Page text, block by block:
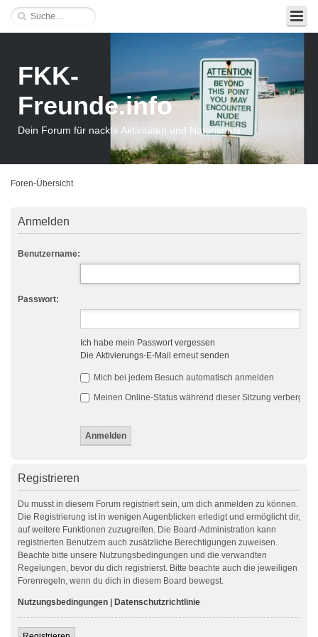
FKK-
Freunde.info
Dein Forum für nackte Aktivitäten und Naturismus
Foren-Übersicht
Anmelden
Benutzername:
Passwort:
Ich habe mein Passwort vergessen
Die Aktivierungs-E-Mail erneut senden
Mich bei jedem Besuch automatisch anmelden
Meinen Online-Status während dieser Sitzung verbergen
Registrieren
Du musst in diesem Forum registriert sein, um dich anmelden zu können.
Die Registrierung ist in wenigen Augenblicken erledigt und ermöglicht dir,
auf weitere Funktionen zuzugreifen. Die Board-Administration kann
registrierten Benutzern auch zusätzliche Berechtigungen zuweisen.
Beachte bitte unsere Nutzungsbedingungen und die verwandten
Regelungen, bevor du dich registrierst. Bitte beachte auch die jeweiligen
Forenregeln, wenn du dich in diesem Board bewegst.
Nutzungsbedingungen Datenschutzrichtlinie